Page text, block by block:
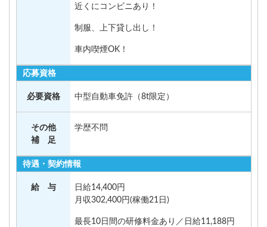
近くにコンビニあり！
制服、上下貸し出し！
車内喫煙OK！
応募資格
必要資格 中型自動車免許（8t限定）
その他
補 足
学歴不問
待遇・契約情報
給 与
日給14,400円
月収302,400円(稼働21日)
最長10日間の研修料金あり／日給11,188円